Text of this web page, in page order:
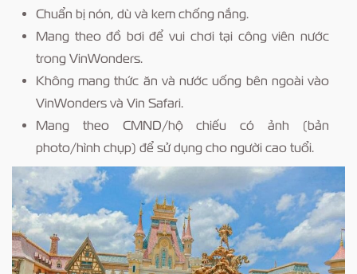
Chuẩn bị nón, dù và kem chống nắng.
Mang theo đồ bơi để vui chơi tại công viên nước
trong VinWonders.
Không mang thức ăn và nước uống bên ngoài vào
VinWonders và Vin Safari.
Mang theo CMND/hộ chiếu có ảnh (bản
photo/hình chụp) để sử dụng cho người cao tuổi.